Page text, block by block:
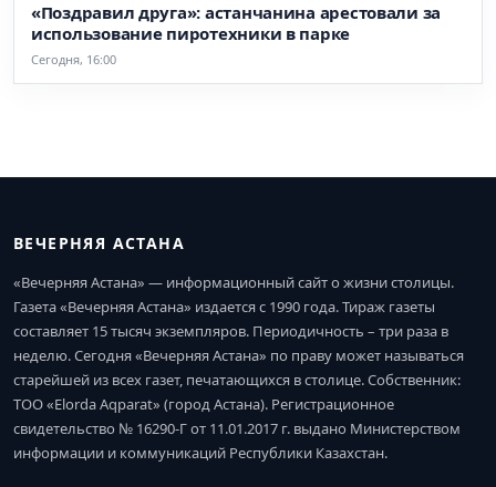
«Поздравил друга»: астанчанина арестовали за
использование пиротехники в парке
Сегодня, 16:00
ВЕЧЕРНЯЯ АСТАНА
«Вечерняя Астана» — информационный сайт о жизни столицы.
Газета «Вечерняя Астана» издается с 1990 года. Тираж газеты
составляет 15 тысяч экземпляров. Периодичность – три раза в
неделю. Сегодня «Вечерняя Астана» по праву может называться
старейшей из всех газет, печатающихся в столице. Собственник:
ТОО «Elorda Aqparat» (город Астана). Регистрационное
свидетельство № 16290-Г от 11.01.2017 г. выдано Министерством
информации и коммуникаций Республики Казахстан.